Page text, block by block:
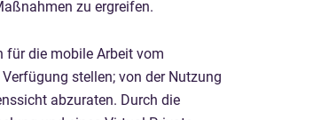
zu ergreifen.
für die mobile Arbeit vom
stellen; von der Nutzung
abzuraten. Durch die